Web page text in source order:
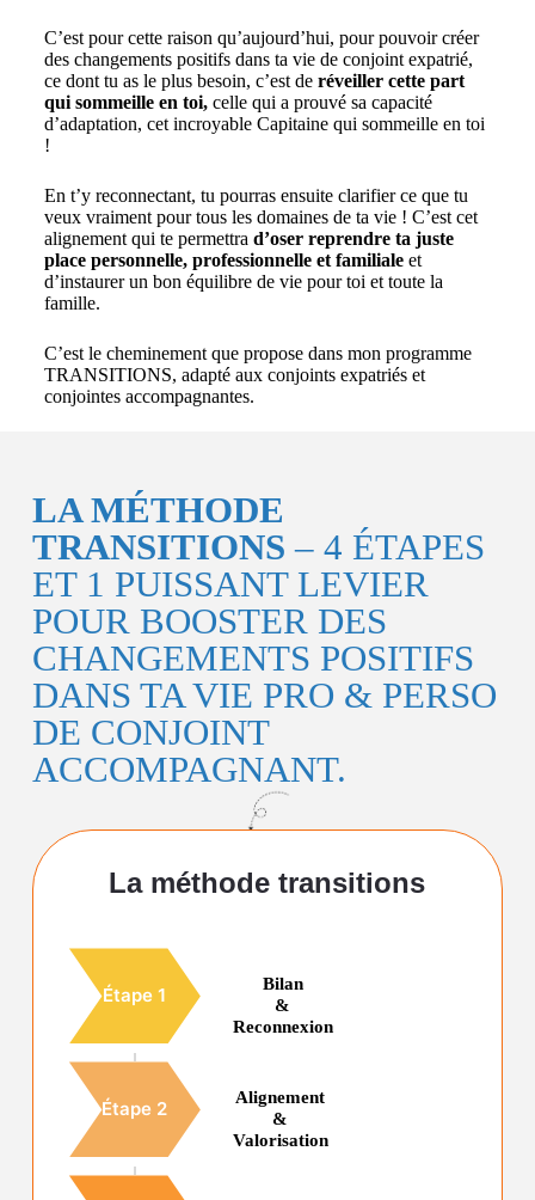
C’est pour cette raison qu’aujourd’hui, pour pouvoir créer
des changements positifs dans ta vie de conjoint expatrié,
ce dont tu as le plus besoin, c’est de réveiller cette part
qui sommeille en toi,celle qui a prouvé sa capacité
d’adaptation, cet incroyable Capitaine qui sommeille en toi
!
En t’y reconnectant, tu pourras ensuite clarifier ce que tu
veux vraiment pour tous les domaines de ta vie ! C’est cet
alignement qui te permettra d’oser reprendre ta juste
place personnelle, professionnelle et familialeet
d’instaurer un bon équilibre de vie pour toi et toute la
famille.
C’est le cheminement que propose dans mon programme
TRANSITIONS, adapté aux conjoints expatriés et
conjointes accompagnantes.
LA MÉTHODE
TRANSITIONS– 4 ÉTAPES
ET 1 PUISSANT LEVIER
POUR BOOSTER DES
CHANGEMENTS POSITIFS
DANS TA VIE PRO & PERSO
DE CONJOINT
ACCOMPAGNANT.
La méthode transitions
Étape 1
Bilan
&
Reconnexion
Étape 2
Alignement
&
Valorisation